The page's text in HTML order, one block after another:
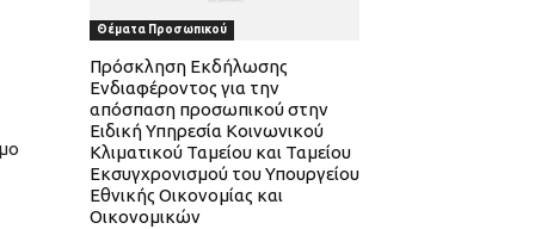
Θέματα Προσωπικού
Πρόσκληση Εκδήλωσης
Ενδιαφέροντος για την
απόσπαση προσωπικού στην
Ειδική Υπηρεσία Κοινωνικού
Κλιματικού Ταμείου και Ταμείου
Εκσυγχρονισμού του Υπουργείου
Εθνικής Οικονομίας και
Οικονομικών